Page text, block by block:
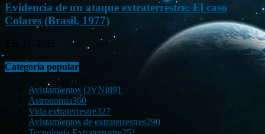
Evidencia de un ataque extraterrestre: El caso
Colares (Brasil, 1977)
Ene 21, 2012
Categoría popular
Avistamientos OVNI891
Astronomía360
Vida extraterrestre327
Avistamientos de extraterrestres290